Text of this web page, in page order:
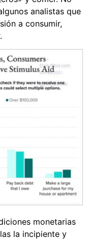
analistas que
a consumir,
monetarias
la incipiente y